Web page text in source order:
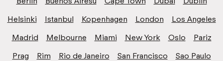
Helsinki
Istanbul Kopenhagen London
Los Angeles
Madrid
Melbourne Miami New York Oslo
Pariz
Prag
Rim Rio de Janeiro San Francisco
Sao Paulo